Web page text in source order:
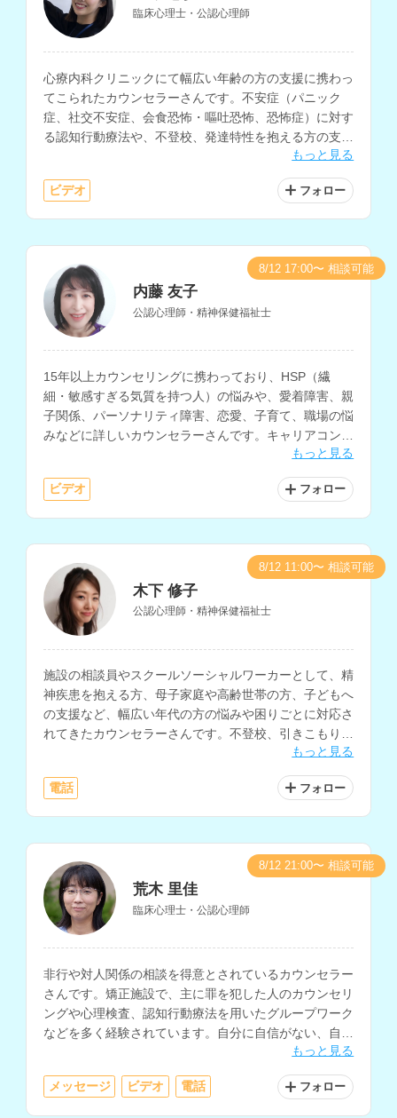
臨床心理士・公認心理師
心療内科クリニックにて幅広い年齢の方の支援に携わっ
てこられたカウンセラーさんです。不安症（パニック
症、社交不安症、会食恐怖・嘔吐恐怖、恐怖症）に対す
る認知行動療法や、不登校、発達特性を抱える方の支
援、マインドフルネスに関する支援などに対応されてい
もっと見る
ビデオ フォロー
内藤 友子
公認心理師・精神保健福祉士
15年以上カウンセリングに携わっており、HSP（繊
細・敏感すぎる気質を持つ人）の悩みや、愛着障害、親
子関係、パーソナリティ障害、恋愛、子育て、職場の悩
みなどに詳しいカウンセラーさんです。キャリアコンサ
ルタントの指導者資格もお持ちで、職場における人間関
係の悩みや、キャリアに関する相談をお持ちの方にもお
すすめです。
もっと見る
ビデオ フォロー
8/12 17:00〜 相談可能
木下 修子
公認心理師・精神保健福祉士
施設の相談員やスクールソーシャルワーカーとして、精
神疾患を抱える方、母子家庭や高齢世帯の方、子どもへ
の支援など、幅広い年代の方の悩みや困りごとに対応さ
れてきたカウンセラーさんです。不登校、引きこもり、
対人関係、親子問題、HSP、摂食障害など、様々な分野
もっと見る
電話 フォロー
8/12 11:00〜 相談可能
荒木 里佳
臨床心理士・公認心理師
非行や対人関係の相談を得意とされているカウンセラー
さんです。矯正施設で、主に罪を犯した人のカウンセリ
ングや心理検査、認知行動療法を用いたグループワーク
などを多く経験されています。自分に自信がない、自分
もっと見る
メッセージ ビデオ 電話 フォロー
8/12 21:00〜 相談可能